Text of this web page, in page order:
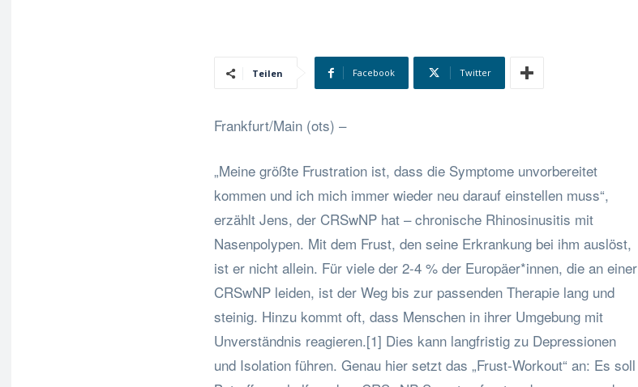
Teilen Facebook Twitter
Frankfurt/Main (ots) –
„Meine größte Frustration ist, dass die Symptome unvorbereitet
kommen und ich mich immer wieder neu darauf einstellen muss“,
erzählt Jens, der CRSwNP hat – chronische Rhinosinusitis mit
Nasenpolypen. Mit dem Frust, den seine Erkrankung bei ihm auslöst,
ist er nicht allein. Für viele der 2-4 % der Europäer*innen, die an einer
CRSwNP leiden, ist der Weg bis zur passenden Therapie lang und
steinig. Hinzu kommt oft, dass Menschen in ihrer Umgebung mit
Unverständnis reagieren.[1] Dies kann langfristig zu Depressionen
und Isolation führen. Genau hier setzt das „Frust-Workout“ an: Es soll